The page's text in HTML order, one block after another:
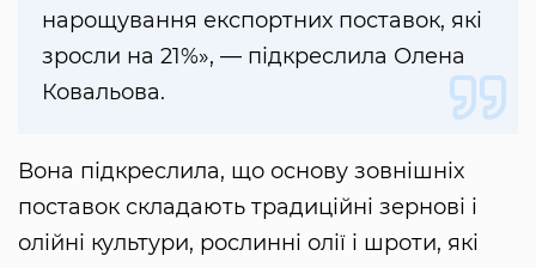
нарощування експортних поставок, які
зросли на 21%», — підкреслила Олена
Ковальова.
Вона підкреслила, що основу зовнішніх
поставок складають традиційні зернові і
олійні культури, рослинні олії і шроти, які